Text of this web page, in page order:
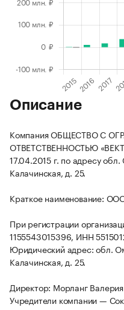
Описание
Компания ОБЩЕСТВО С
ОТВЕТСТВЕННОСТЬЮ
17.04.2015 г. по адресу
Калачинская, д. 25.
Краткое наименование:
При регистрации
1155543015396, ИНН
Юридический адрес: обл.
Калачинская, д. 25.
Директор: Морланг
Учредители компании —